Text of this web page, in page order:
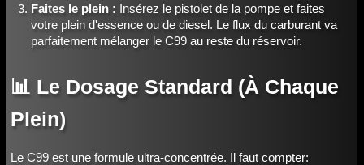
Faites le plein : Insérez le pistolet de la pompe et faites
votre plein d'essence ou de diesel. Le flux du carburant va
parfaitement mélanger le C99 au reste du réservoir.
📊 Le Dosage Standard (À Chaque
Plein)
Le C99 est une formule ultra-concentrée. Il faut compter: